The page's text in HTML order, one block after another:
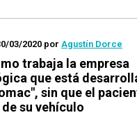
03/2020 por Agustín Dorce
trabaja la empresa
que está
sin que el
su vehículo